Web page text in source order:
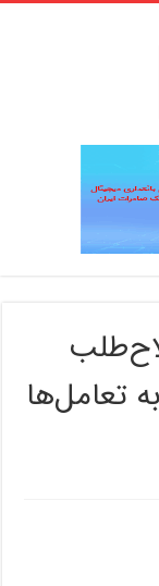
تعامل‌ها